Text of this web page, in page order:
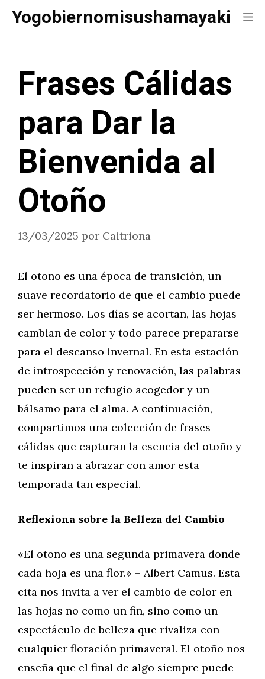
SaltarYogobiernomisushamayaki
Frases Cálidas
para Dar la
Bienvenida al
Otoño
13/03/2025 por Caitriona
El otoño es una época de transición, un
suave recordatorio de que el cambio puede
ser hermoso. Los días se acortan, las hojas
cambian de color y todo parece prepararse
para el descanso invernal. En esta estación
de introspección y renovación, las palabras
pueden ser un refugio acogedor y un
bálsamo para el alma. A continuación,
compartimos una colección de frases
cálidas que capturan la esencia del otoño y
te inspiran a abrazar con amor esta
temporada tan especial.
Reflexiona sobre la Belleza del Cambio
«El otoño es una segunda primavera donde
cada hoja es una flor.» – Albert Camus. Esta
cita nos invita a ver el cambio de color en
las hojas no como un fin, sino como un
espectáculo de belleza que rivaliza con
cualquier floración primaveral. El otoño nos
enseña que el final de algo siempre puede